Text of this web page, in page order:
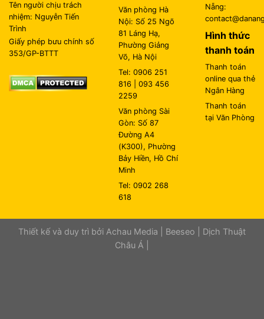
Tên người chịu trách
nhiệm: Nguyễn Tiến
Trình
Giấy phép bưu chính số
353/GP-BTTT
Văn phòng Hà
Nội: Số 25 Ngõ
81 Láng Hạ,
Phường Giảng
Võ, Hà Nội
Tel: 0906 251
816 | 093 456
2259
Văn phòng Sài
Gòn: Số 87
Đường A4
(K300), Phường
Bảy Hiền, Hồ Chí
Minh
Tel: 0902 268
618
Nẵng:
Hình thức
thanh toán
Thanh toán
online qua thẻ
Ngân Hàng
Thanh toán
tại Văn Phòng
Thiết kế và duy trì bởi Achau Media Beeseo
Dịch Thuật
Châu Á